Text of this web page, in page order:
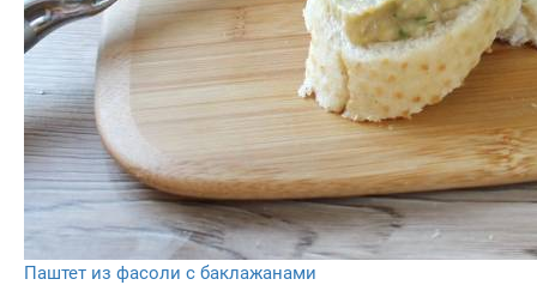
Паштет из фасоли с баклажанами